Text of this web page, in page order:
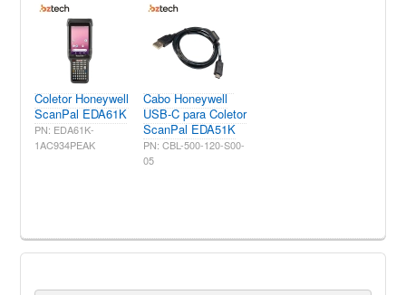
Coletor Honeywell
ScanPal EDA61K
PN: EDA61K-
1AC934PEAK
Cabo Honeywell
USB-C para Coletor
ScanPal EDA51K
PN: CBL-500-120-S00-
05